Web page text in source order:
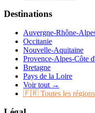
Destinations
Auvergne-Rhône-
Occitanie
Nouvelle-Aquitaine
Provence-Alpes-Côte
Bretagne
Pays de la Loire
Voir tout →
🇫🇷 Toutes les régions